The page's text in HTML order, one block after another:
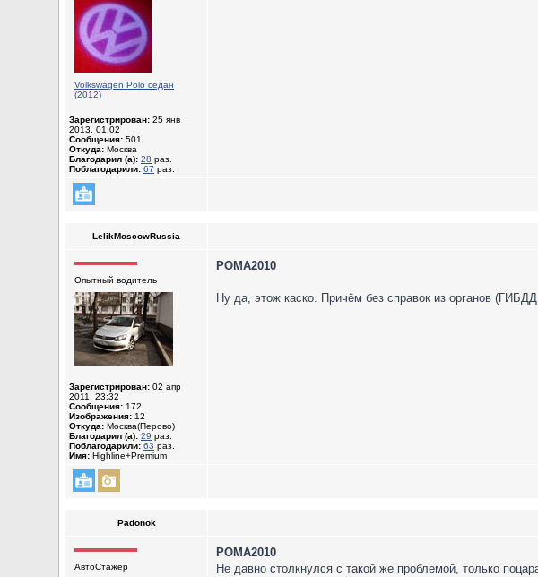
Volkswagen Polo седан
(2012)
Зарегистрирован: 25 янв
2013, 01:02
Сообщения: 501
Откуда: Москва
Благодарил (а): 28 раз.
Поблагодарили: 67 раз.
LelikMoscowRussia
Опытный водитель
Зарегистрирован: 02 апр
2011, 23:32
Сообщения: 172
Изображения: 12
Откуда: Москва(Перово)
Благодарил (а): 29 раз.
Поблагодарили: 63 раз.
Имя: Highline+Premium
POMA2010
Ну да, этож каско. Причём без справок из органов
Padonok
АвтоСтажер
POMA2010
Не давно столкнулся с такой же проблемой, только